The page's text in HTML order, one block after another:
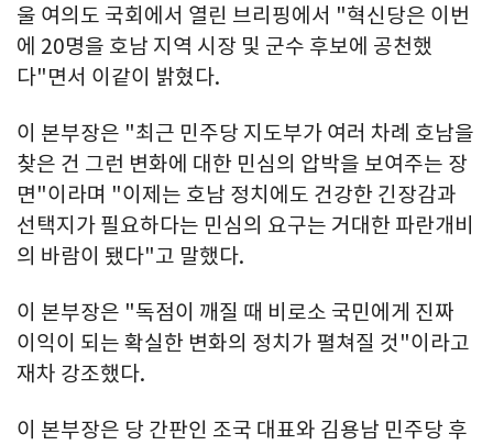
울 여의도 국회에서 열린 브리핑에서 "혁신당은 이번
에 20명을 호남 지역 시장 및 군수 후보에 공천했
다"면서 이같이 밝혔다.
이 본부장은 "최근 민주당 지도부가 여러 차례 호남을
찾은 건 그런 변화에 대한 민심의 압박을 보여주는 장
면"이라며 "이제는 호남 정치에도 건강한 긴장감과
선택지가 필요하다는 민심의 요구는 거대한 파란개비
의 바람이 됐다"고 말했다.
이 본부장은 "독점이 깨질 때 비로소 국민에게 진짜
이익이 되는 확실한 변화의 정치가 펼쳐질 것"이라고
재차 강조했다.
이 본부장은 당 간판인 조국 대표와 김용남 민주당 후